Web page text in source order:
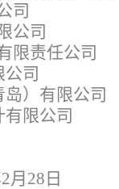
司
公司
限责任公司
司
）有限公司
限公司
月28日